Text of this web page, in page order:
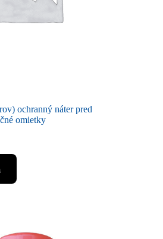
ochranný náter pred
omietky